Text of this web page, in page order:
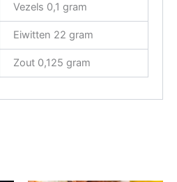
Vezels 0,1 gram
Eiwitten 22 gram
Zout 0,125 gram